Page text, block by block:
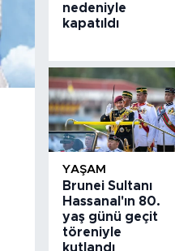
nedeniyle
kapatıldı
YAŞAM
Brunei Sultanı
Hassanal'ın 80.
yaş günü geçit
töreniyle
kutlandı